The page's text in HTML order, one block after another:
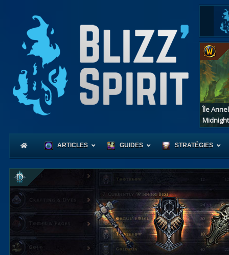
Île
Midnight
ARTICLES GUIDES
Coeur
Races
STRATÉGIES